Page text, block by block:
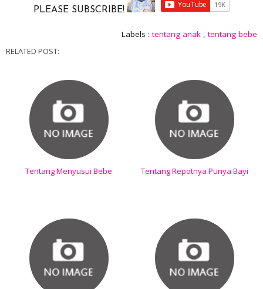
PLEASE SUBSCRIBE!
Labels :tentang anak ,tentang bebe
RELATED POST:
Tentang Menyusui Bebe Tentang Repotnya Punya Bayi